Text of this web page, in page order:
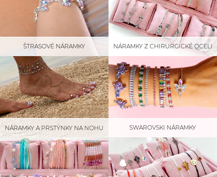
ŠTRASOVÉ NÁRAMKY NÁRAMKY Z CHIRURGICKÉ OCELI
NÁRAMKY A PRSTÝNKY NA NOHU SWAROVSKI NÁRAMKY